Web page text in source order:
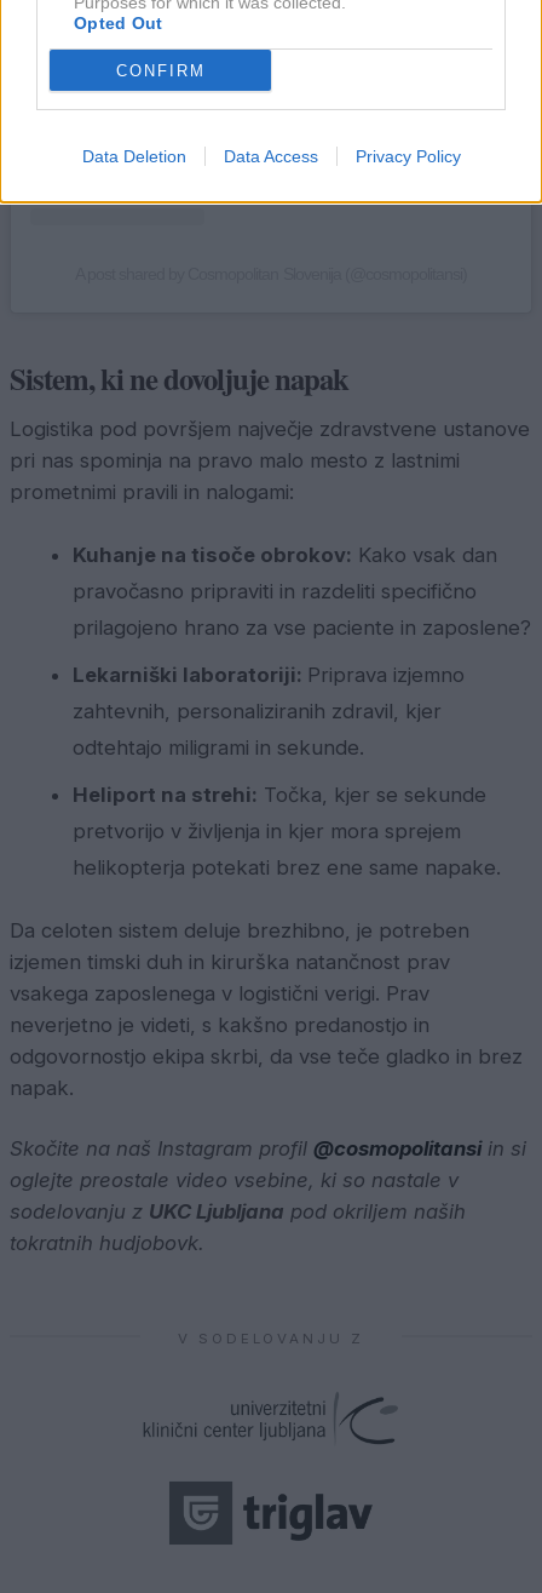
Opted Out
CONFIRM
Data Deletion Data Access Privacy Policy
Sistem, ki ne dovoljuje napak
Logistika pod površjem največje zdravstvene ustanove
pri nas spominja na pravo malo mesto z lastnimi
prometnimi pravili in nalogami:
Kuhanje na tisoče obrokov: Kako vsak dan
pravočasno pripraviti in razdeliti specifično
prilagojeno hrano za vse paciente in zaposlene?
Lekarniški laboratoriji: Priprava izjemno
zahtevnih, personaliziranih zdravil, kjer
odtehtajo miligrami in sekunde.
Heliport na strehi: Točka, kjer se sekunde
pretvorijo v življenja in kjer mora sprejem
helikopterja potekati brez ene same napake.
Da celoten sistem deluje brezhibno, je potreben
izjemen timski duh in kirurška natančnost prav
vsakega zaposlenega v logistični verigi. Prav
neverjetno je videti, s kakšno predanostjo in
odgovornostjo ekipa skrbi, da vse teče gladko in brez
napak.
Skočite na naš Instagram profil @cosmopolitansiin si
oglejte preostale video vsebine, ki so nastale v
sodelovanju z UKC Ljubljana pod okriljem naših
tokratnih hudjobovk.
V SODELOVANJU Z